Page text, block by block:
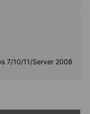
7/10/11/Server 2008